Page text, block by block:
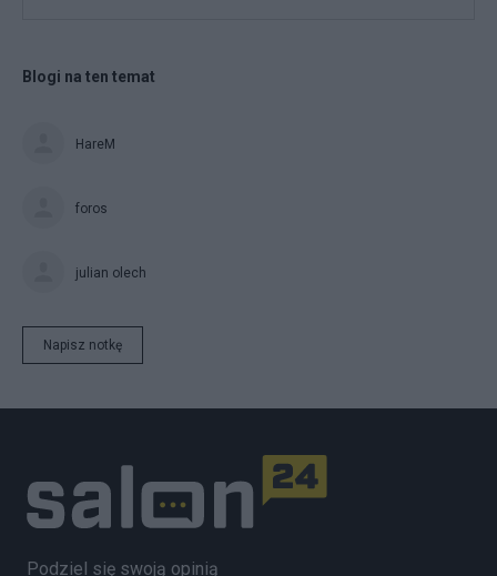
Blogi na ten temat
HareM
foros
julian olech
Napisz notkę
Podziel się swoją opinią